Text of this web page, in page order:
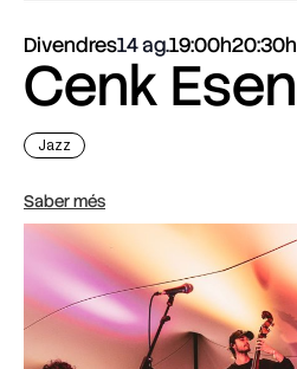
Divendres14 ag.19:00h20:30h
Cenk Esen
Jazz
Saber més